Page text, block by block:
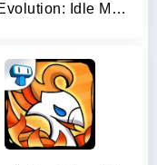
Fox Evolution: Idle Mutant Fox